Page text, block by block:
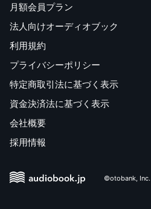
月額会員プラン
法人向けオーディオブック
利用規約
プライバシーポリシー
特定商取引法に基づく表示
資金決済法に基づく表示
会社概要
採用情報
©otobank, Inc.